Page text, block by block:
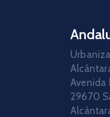
Avenida
29670